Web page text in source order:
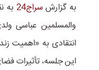
به گزارشسراج24
به
والمسلمین عباسی
انتقادی به «اهمیت
این جلسه، تأثیرات